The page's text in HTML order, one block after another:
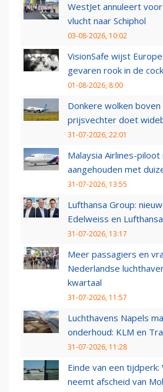
WestJet annuleert
vlucht naar Schiphol
03-08-2026, 10:02
VisionSafe wijst
gevaren rook in de
01-08-2026, 8:00
Donkere wolken boven
prijsvechter doet
31-07-2026, 22:01
Malaysia Airlines-piloot
aangehouden met
31-07-2026, 13:55
Lufthansa Group:
Edelweiss en
31-07-2026, 13:17
Meer passagiers en
Nederlandse
kwartaal
31-07-2026, 11:57
Luchthavens Napels
onderhoud: KLM en
31-07-2026, 11:28
Einde van een tijdperk:
neemt afscheid van